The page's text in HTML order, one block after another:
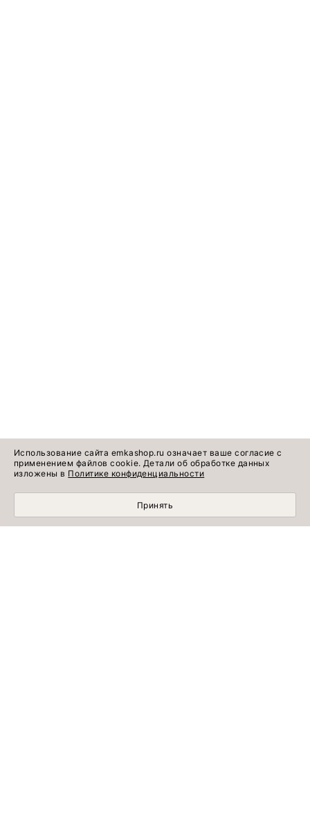
Использование сайта emkashop.ru означает ваше согласие с
применением файлов cookie. Детали об обработке данных
изложены в Политике конфиденциальности
Принять